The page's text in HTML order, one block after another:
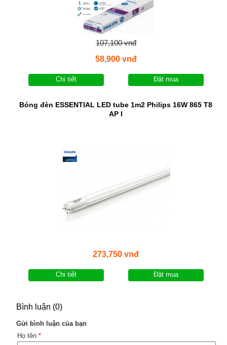
107,100 vnđ
58,900 vnđ
Chi tiết Đặt mua
Bóng đèn ESSENTIAL LED tube 1m2 Philips 16W 865 T8
AP I
273,750 vnđ
Chi tiết Đặt mua
Bình luận (0)
Gửi bình luận của bạn
Họ tên *